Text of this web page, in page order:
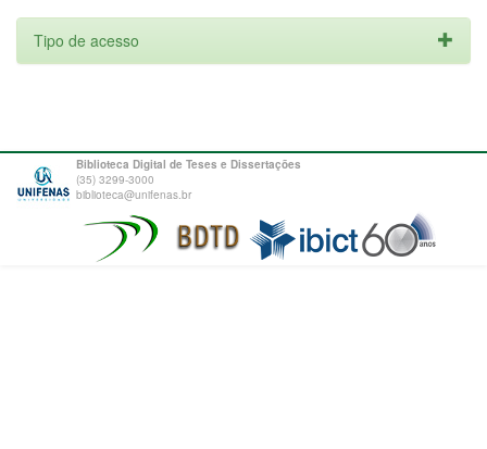
Tipo de acesso
Biblioteca Digital de Teses e Dissertações
(35) 3299-3000
biblioteca@unifenas.br